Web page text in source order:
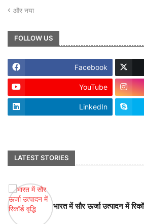
और नया
FOLLOW US
Facebook
YouTube
LinkedIn
LATEST STORIES
भारत में सौर ऊर्जा उत्पादन में